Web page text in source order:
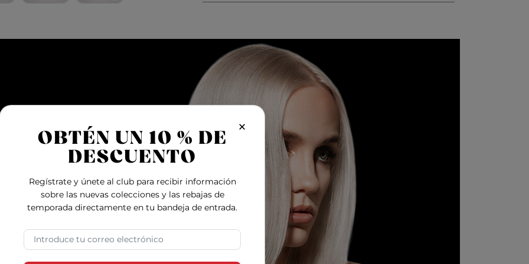
×
OBTÉN UN 10 % DE
DESCUENTO
Regístrate y únete al club para recibir información
sobre las nuevas colecciones y las rebajas de
temporada directamente en tu bandeja de entrada.
Dirección de correo electrónico